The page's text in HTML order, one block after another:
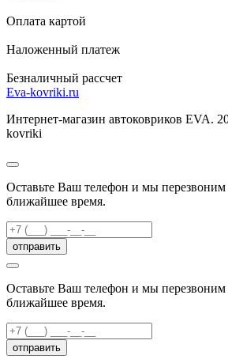
Оплата картой
Наложенный платеж
Безналичный рассчет
Eva-kovriki.ru
Интернет-магазин автоковриков EVA.
kovriki
Оставьте Ваш телефон и мы
ближайшее время.
отправить
Оставьте Ваш телефон и мы
ближайшее время.
отправить